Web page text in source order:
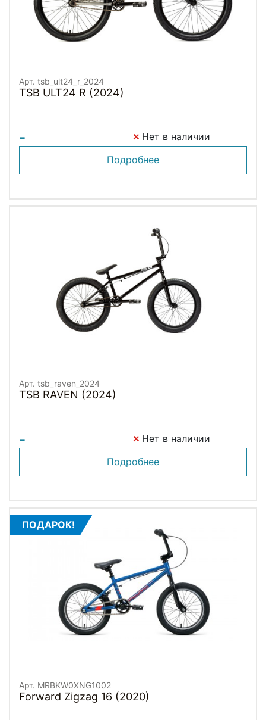
Арт. tsb_ult24_r_2024
TSB ULT24 R (2024)
-
Нет в наличии
Подробнее
Арт. tsb_raven_2024
TSB RAVEN (2024)
-
Нет в наличии
Подробнее
ПОДАРОК!
Арт. MRBKW0XNG1002
Forward Zigzag 16 (2020)